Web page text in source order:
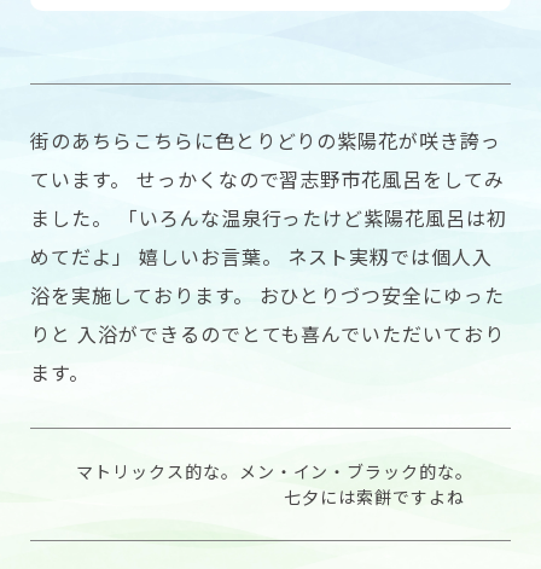
街のあちらこちらに色とりどりの紫陽花が咲き誇っ
ています。 せっかくなので習志野市花風呂をしてみ
ました。 「いろんな温泉行ったけど紫陽花風呂は初
めてだよ」 嬉しいお言葉。 ネスト実籾では個人入
浴を実施しております。 おひとりづつ安全にゆった
りと 入浴ができるのでとても喜んでいただいており
ます。
マトリックス的な。メン・イン・ブラック的な。
七夕には索餅ですよね